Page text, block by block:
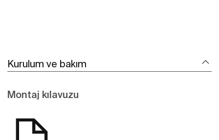
Kurulum ve bakım
Montaj kılavuzu